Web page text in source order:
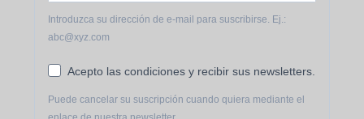
Introduzca su dirección de e-mail para suscribirse. Ej.:
abc@xyz.com
Acepto las condiciones y recibir sus newsletters.
Puede cancelar su suscripción cuando quiera mediante el